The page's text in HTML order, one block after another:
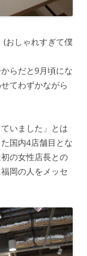
(おしゃれすぎて僕
らだと9月頃にな
てわずかながら
いました」とは
国内4店舗目とな
の女性店長との
岡の人をメッセ